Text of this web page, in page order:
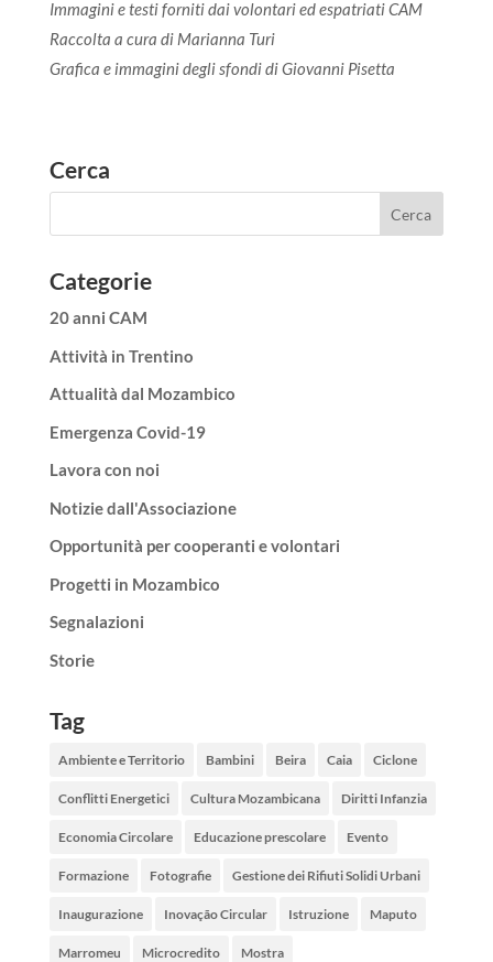
Immagini e testi forniti dai volontari ed espatriati CAM
Raccolta a cura di Marianna Turi
Grafica e immagini degli sfondi di Giovanni Pisetta
Cerca
Categorie
20 anni CAM
Attività in Trentino
Attualità dal Mozambico
Emergenza Covid-19
Lavora con noi
Notizie dall'Associazione
Opportunità per cooperanti e volontari
Progetti in Mozambico
Segnalazioni
Storie
Tag
Ambiente e Territorio Bambini Beira Caia Ciclone
Conflitti Energetici Cultura Mozambicana Diritti Infanzia
Economia Circolare Educazione prescolare Evento
Formazione Fotografie Gestione dei Rifiuti Solidi Urbani
Inaugurazione Inovação Circular Istruzione Maputo
Marromeu Microcredito Mostra